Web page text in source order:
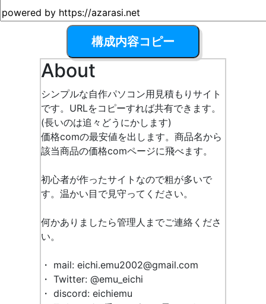
構成内容コピー
About
シンプルな自作パソコン用見積もりサイト
です。URLをコピーすれば共有できます。
(長いのは追々どうにかします)
価格comの最安値を出します。商品名から
該当商品の価格comページに飛べます。
初心者が作ったサイトなので粗が多いで
す。温かい目で見守ってください。
何かありましたら管理人までご連絡くださ
い。
・ mail:eichi.emu2002@gmail.com
・ Twitter: @emu_eichi
・ discord: eichiemu